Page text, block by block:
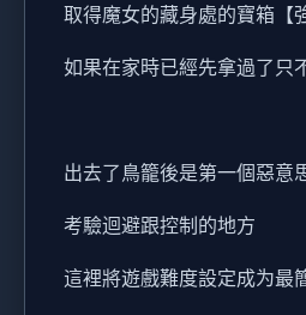
取得魔女的藏身處的寶箱【
如果在家時已經先拿過了只
出去了鳥籠後是第一個惡意
考驗迴避跟控制的地方
這裡將遊戲難度設定成为最